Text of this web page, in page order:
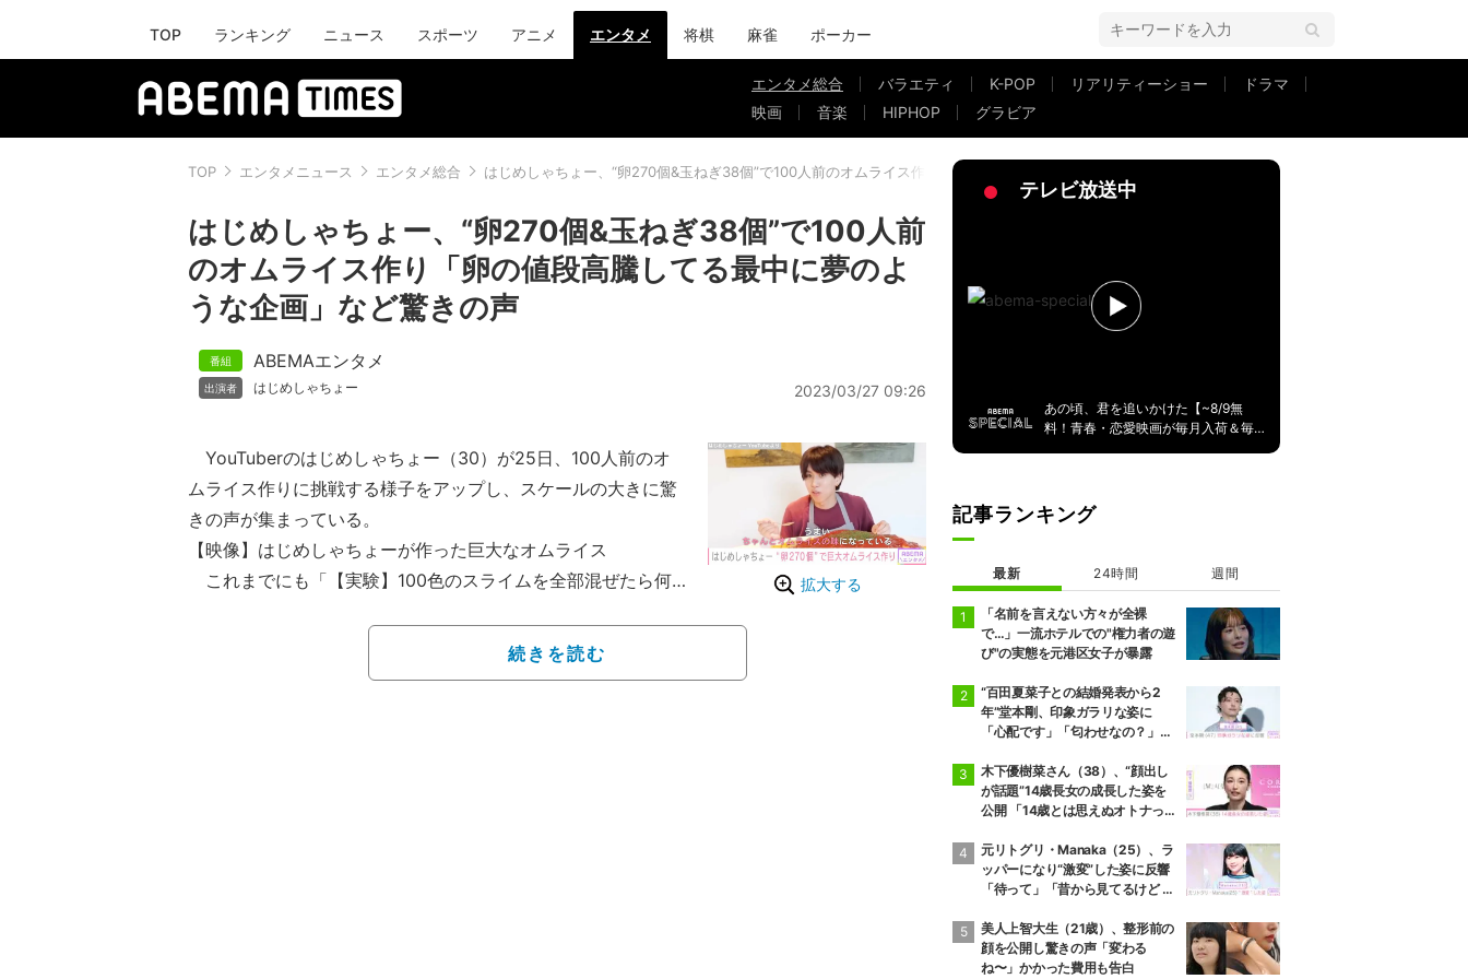
TOP ランキング ニュース スポーツ アニメ エンタメ 将棋 麻雀 ポーカー
エンタメ総合 バラエティ K-POP リアリティーショー
ドラマ
映画
音楽 HIPHOP グラビア
TOP エンタメニュース エンタメ総合 はじめしゃちょー、“卵270個&玉ねぎ38個”で100人前のオムライス作り「卵の値段高騰してる最中に夢のような企画」など驚きの声
はじめしゃちょー、“卵270個&玉ねぎ38個”で100人前
のオムライス作り「卵の値段高騰してる最中に夢のよ
うな企画」など驚きの声
ABEMAエンタメ
はじめしゃちょー 2023/03/27 09:26
拡大する
YouTuberのはじめしゃちょー（30）が25日、100人前のオ
ムライス作りに挑戦する様子をアップし、スケールの大きに驚
きの声が集まっている。
【映像】はじめしゃちょーが作った巨大なオムライス
これまでにも「【実験】100色のスライムを全部混ぜたら何
せたら何味のアイスになる？」などの企画を行っていた、はじ
続きを読む
テレビ放送中
あの頃、君を追いかけた【~8/9無
料！青春・恋愛映画が毎月入荷＆毎
記事ランキング
最新 24時間 週間
「名前を言えない方々が全裸
で…」一流ホテルでの"権力者の遊
び"の実態を元港区女子が暴露
“百田夏菜子との結婚発表から2
年”堂本剛、印象ガラリな姿に
「心配です」「匂わせなの？」な
木下優樹菜さん（38）、“顔出し
が話題”14歳長女の成長した姿を
公開 「14歳とは思えぬオトナっぽ
ぎる」など反響
元リトグリ・Manaka（25）、ラ
ッパーになり“激変”した姿に反響
「待って」「昔から見てるけど 最
美人上智大生（21歳）、整形前の
顔を公開し驚きの声「変わる
ね〜」かかった費用も告白